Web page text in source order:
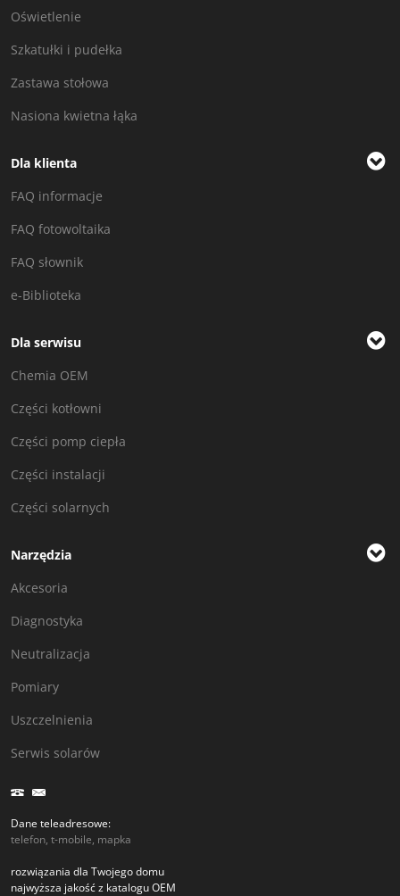
Oświetlenie
Szkatułki i pudełka
Zastawa stołowa
Nasiona kwietna łąka
Dla klienta
FAQ informacje
FAQ fotowoltaika
FAQ słownik
e-Biblioteka
Dla serwisu
Chemia OEM
Części kotłowni
Części pomp ciepła
Części instalacji
Części solarnych
Narzędzia
Akcesoria
Diagnostyka
Neutralizacja
Pomiary
Uszczelnienia
Serwis solarów
Dane teleadresowe:
telefon, t-mobile, mapka
rozwiązania dla Twojego domu
najwyższa jakość z katalogu OEM